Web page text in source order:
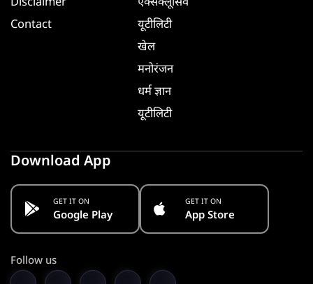
Contact
यूटीलिटी
खेल
मनोरंजन
धर्म ज्ञान
यूटीलिटी
Download App
GET IT ON
Google Play
GET IT ON
App Store
Follow us